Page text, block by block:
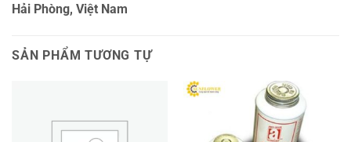
Hải Phòng, Việt Nam
SẢN PHẨM TƯƠNG TỰ